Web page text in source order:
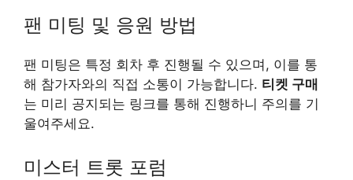
팬 미팅 및 응원 방법
팬 미팅은 특정 회차 후 진행될 수 있으며, 이를 통
해 참가자와의 직접 소통이 가능합니다. 티켓 구매
는 미리 공지되는 링크를 통해 진행하니 주의를 기
울여주세요.
미스터 트롯 포럼